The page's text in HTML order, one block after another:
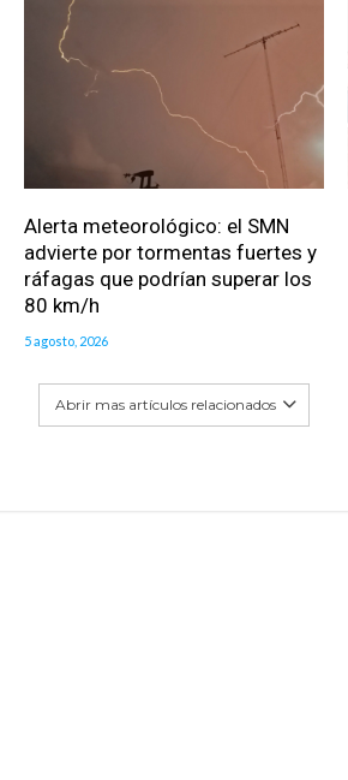
Alerta meteorológico: el SMN
advierte por tormentas fuertes y
ráfagas que podrían superar los
80 km/h
5 agosto, 2026
Abrir mas artículos relacionados